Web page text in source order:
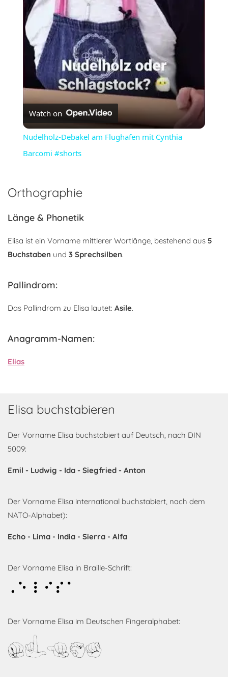
Video
Watch on
Nudelholz-Debakel am Flughafen mit Cynthia
Barcomi #shorts
Orthographie
Länge & Phonetik
Elisa ist ein Vorname mittlerer Wortlänge, bestehend aus 5
Buchstaben und 3 Sprechsilben.
Pallindrom:
Das Pallindrom zu Elisa lautet: Asile.
Anagramm-Namen:
Elias
Elisa buchstabieren
Der Vorname Elisa buchstabiert auf Deutsch, nach DIN
5009:
Emil - Ludwig - Ida - Siegfried - Anton
Der Vorname Elisa international buchstabiert, nach dem
NATO-Alphabet):
Echo - Lima - India - Sierra - Alfa
Der Vorname Elisa in Braille-Schrift:
Elisa
Der Vorname Elisa im Deutschen Fingeralphabet:
Elisa